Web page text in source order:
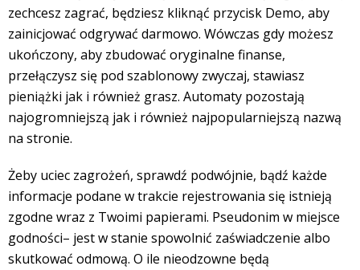
zechcesz zagrać, będziesz kliknąć przycisk Demo, aby
zainicjować odgrywać darmowo. Wówczas gdy możesz
ukończony, aby zbudować oryginalne finanse,
przełączysz się pod szablonowy zwyczaj, stawiasz
pieniążki jak i również grasz. Automaty pozostają
najogromniejszą jak i również najpopularniejszą nazwą
na stronie.
Żeby uciec zagrożeń, sprawdź podwójnie, bądź każde
informacje podane w trakcie rejestrowania się istnieją
zgodne wraz z Twoimi papierami. Pseudonim w miejsce
godności– jest w stanie spowolnić zaświadczenie albo
skutkować odmową. O ile nieodzowne będą